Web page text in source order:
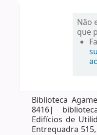
Não
que
Biblioteca
8416|
Edifícios de
Entrequadra